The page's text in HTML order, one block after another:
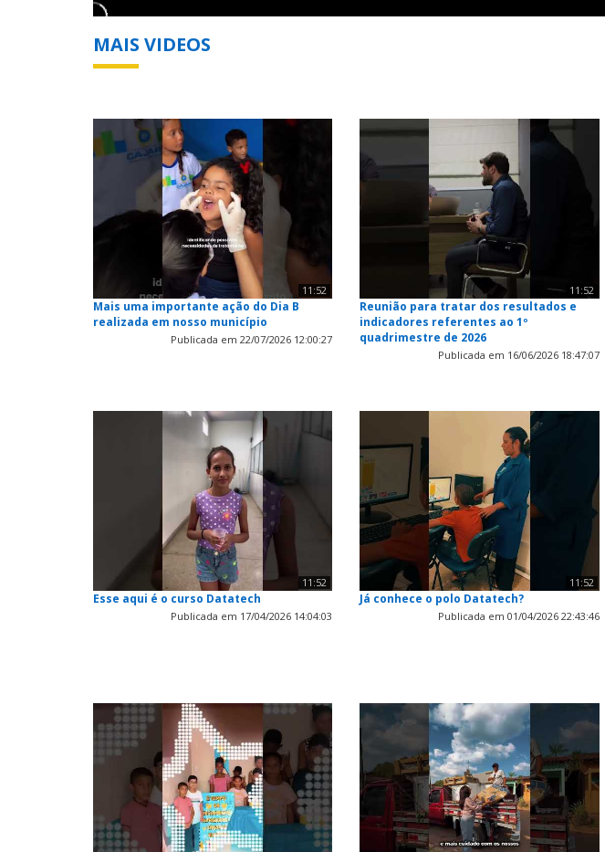
MAIS VIDEOS
11:52
Mais uma importante ação do Dia B
realizada em nosso município
Publicada em 22/07/2026 12:00:27
11:52
Reunião para tratar dos resultados e
indicadores referentes ao 1º
quadrimestre de 2026
Publicada em 16/06/2026 18:47:07
11:52
Esse aqui é o curso Datatech
Publicada em 17/04/2026 14:04:03
11:52
Já conhece o polo Datatech?
Publicada em 01/04/2026 22:43:46